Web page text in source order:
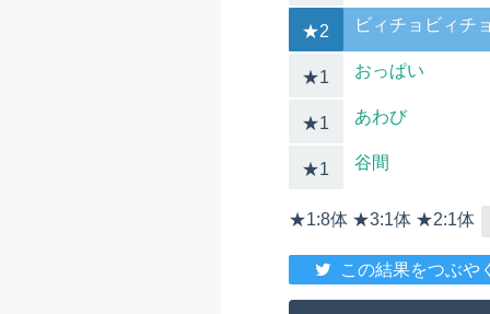
★2 ビィチョビィチ
★1 おっぱい
★1 あわび
★1 谷間
★1:8体 ★3:1体 ★2:1体
この結果をつぶやく